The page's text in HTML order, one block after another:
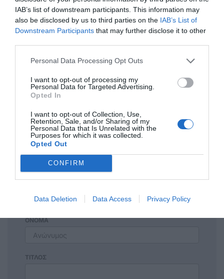
IAB’s list of downstream participants. This information may
also be disclosed by us to third parties on the IAB’s List of
Downstream Participants that may further disclose it to other
Personal Data Processing Opt Outs
I want to opt-out of processing my
Personal Data for Targeted Advertising.
Opted In
I want to opt-out of Collection, Use,
Retention, Sale, and/or Sharing of my
Personal Data that Is Unrelated with the
Purposes for which it was collected.
Opted Out
CONFIRM
Data Deletion Data Access Privacy Policy
Σχόλια 1
δυστυχως
με αυτες τις κινησεις(στο βωμο του
χρηματος) προωθείται ακομα περισσότερο
Κω. Κρίμα, και θεωρούσαμε ότι εδω στο
χωριό μας το τωρινο Δ.Σ, θα το άλλαζε
αυτό
Πρόσθεσε ένα σχόλιο
ΟΝΟΜΑ
ΤΙΤΛΟΣ